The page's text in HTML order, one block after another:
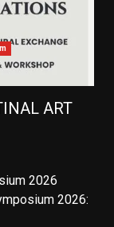
ART
2026
2026: